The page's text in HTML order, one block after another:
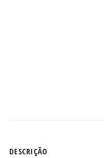
DESCRIÇÃO